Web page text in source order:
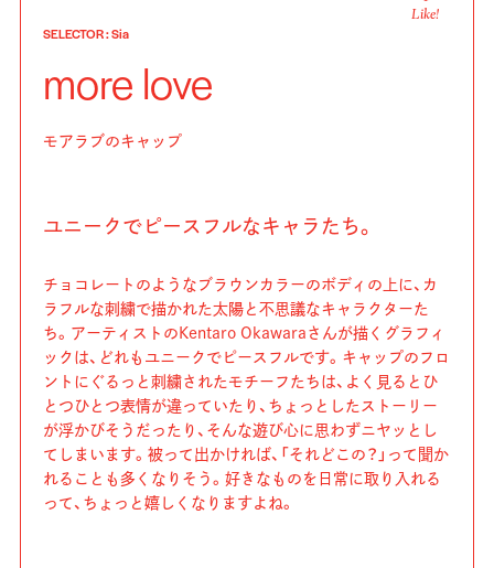
Like!
SELECTOR:Sia
more love
モアラブのキャップ
ユニークでピースフルなキャラたち。
チョコレートのようなブラウンカラーのボディの上に、カ
ラフルな刺繍で描かれた太陽と不思議なキャラクターた
ち。アーティストのKentaro Okawaraさんが描くグラフィ
ックは、どれもユニークでピースフルです。キャップのフロ
ントにぐるっと刺繍されたモチーフたちは、よく見るとひ
とつひとつ表情が違っていたり、ちょっとしたストーリー
が浮かびそうだったり、そんな遊び心に思わずニヤッとし
てしまいます。被って出かければ、「それどこの？」って聞か
れることも多くなりそう。好きなものを日常に取り入れる
って、ちょっと嬉しくなりますよね。